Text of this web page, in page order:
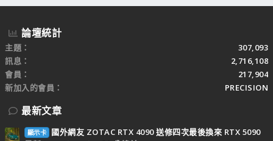
論壇統計
主題
307,093
訊息
2,716,108
會員
217,904
新加入的會員
PRECISION
最新文章
顯示卡
國外網友 ZOTAC RTX 4090 送修四次最後換來 RTX 5090